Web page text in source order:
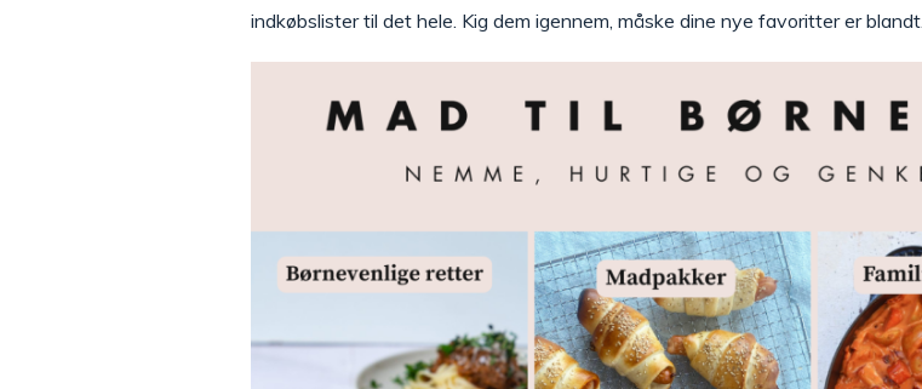
indkøbslister til det hele. Kig dem igennem, måske dine nye favoritter er blandt.